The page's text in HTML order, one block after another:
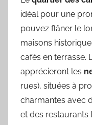
idéal pour une
pouvez flâner le
maisons
cafés en terrasse.
apprécieront les
rues), situées à
charmantes avec
et des restaurants